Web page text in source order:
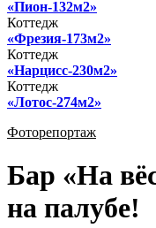
«Пион-132м2»
Коттедж
«Фрезия-173м2»
Коттедж
«Нарцисс-230м2»
Коттедж
«Лотос-274м2»
Фоторепортаж
Бар «На
на палубе!